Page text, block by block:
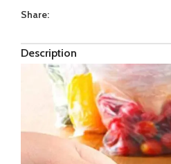
Share:
Description